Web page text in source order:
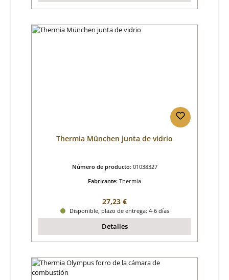
Thermia München junta de vidrio
Número de producto: 01038327
Fabricante: Thermia
Precio normal:
27,23 €
Disponible, plazo de entrega: 4-6 días
Detalles